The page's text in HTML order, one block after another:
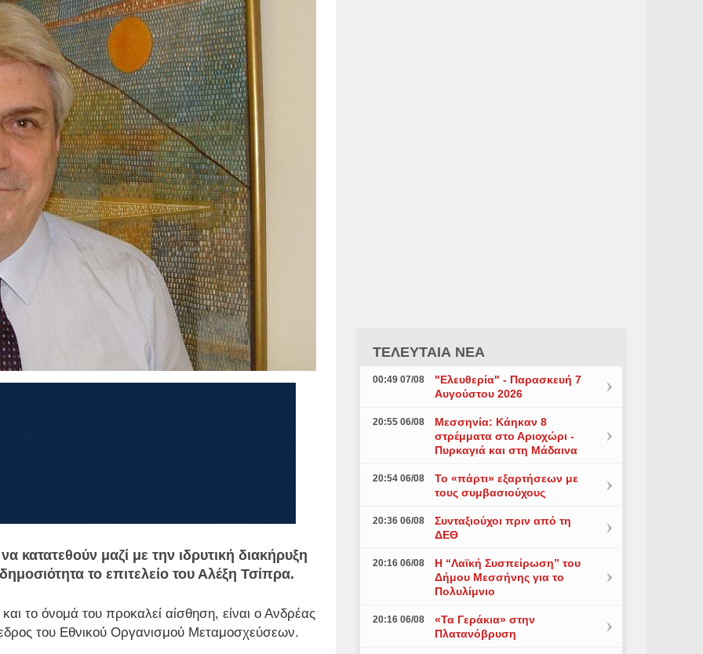
κατατεθούν μαζί με την ιδρυτική διακήρυξη
το επιτελείο του Αλέξη Τσίπρα.
το όνομά του προκαλεί αίσθηση, είναι ο Ανδρέας
του Εθνικού Οργανισμού Μεταμοσχεύσεων.
ΤΕΛΕΥΤΑΙΑ ΝΕΑ
00:49 07/08
"Ελευθερία" - Παρασκευή 7
Αυγούστου 2026
20:55 06/08
Μεσσηνία: Κάηκαν 8
στρέμματα στο Αριοχώρι -
Πυρκαγιά και στη Μάδαινα
20:54 06/08
Το «πάρτι» εξαρτήσεων με
τους συμβασιούχους
20:36 06/08
Συνταξιούχοι πριν από τη
ΔΕΘ
20:16 06/08
Η “Λαϊκή Συσπείρωση” του
Δήμου Μεσσήνης για το
Πολυλίμνιο
20:16 06/08
«Τα Γεράκια» στην
Πλατανόβρυση